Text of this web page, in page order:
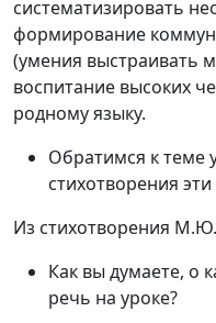
систематизировать
формирование
(умения выстраивать
воспитание высоких
родному языку.
Обратимся к теме
стихотворения эти
Из стихотворения
Как вы думаете, о
речь на уроке?